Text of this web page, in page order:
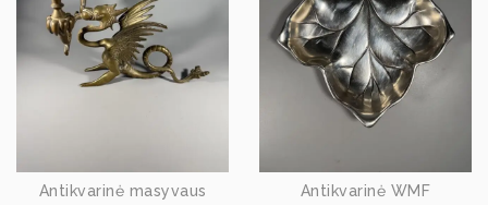
Antikvarinė masyvaus
Antikvarinė WMF